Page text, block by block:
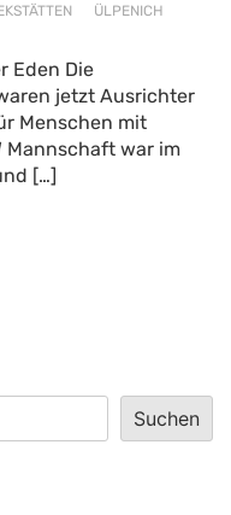
ÜLPENICH
Eden Die
jetzt Ausrichter
Menschen mit
Mannschaft war im
[…]
Suchen